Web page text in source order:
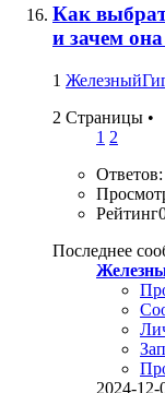
Как
и зачем
1
2 Страницы •
1 2
Ответов:
Последнее
2024-12-